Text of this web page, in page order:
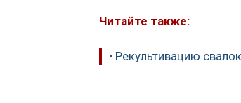
Читайте также:
• Рекультивацию